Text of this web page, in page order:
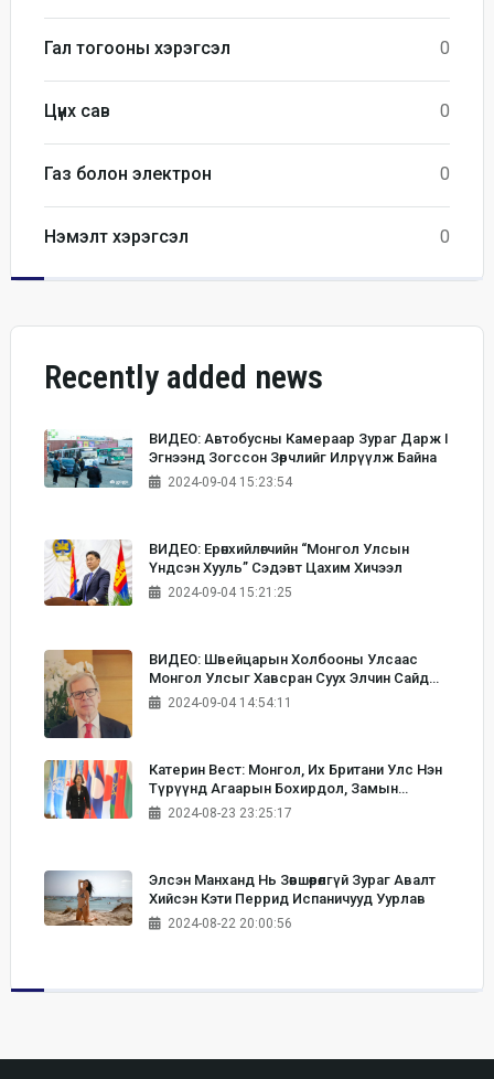
Гал тогооны хэрэгсэл 0
Цүнх сав 0
Газ болон электрон 0
Нэмэлт хэрэгсэл 0
Recently added news
ВИДЕО: Автобусны Камераар Зураг Дарж I
Эгнээнд Зогссон Зөрчлийг Илрүүлж Байна
2024-09-04 15:23:54
ВИДЕО: Ерөнхийлөгчийн “Монгол Улсын
Үндсэн Хууль” Сэдэвт Цахим Хичээл
2024-09-04 15:21:25
ВИДЕО: Швейцарын Холбооны Улсаас
Монгол Улсыг Хавсран Суух Элчин Сайд
Бернардино Регациони Сар Шинийн
Мэндчилгээ Дэвшүүллээ
2024-09-04 14:54:11
Катерин Вест: Монгол, Их Британи Улс Нэн
Түрүүнд Агаарын Бохирдол, Замын
Түгжрэлийг Бууруулахад Хамтран Ажиллах
Хэрэгтэй
2024-08-23 23:25:17
Элсэн Манханд Нь Зөвшөөрөлгүй Зураг Авалт
Хийсэн Кэти Перрид Испаничууд Уурлав
2024-08-22 20:00:56